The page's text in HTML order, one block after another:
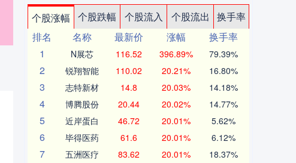
个股涨幅 个股跌幅 个股流入 个股流出
换手率
排名
名称 最新价 涨幅
换手率
1
N展芯 116.52 396.89% 79.39%
2 锐翔智能 110.02 20.21% 16.80%
3 志特新材 14.8 20.03% 14.18%
4 博腾股份 20.44 20.02% 14.77%
5 近岸蛋白 46.72 20.01% 5.62%
6 毕得医药 61.6 20.01% 6.12%
7 五洲医疗 83.62 20.01% 18.37%